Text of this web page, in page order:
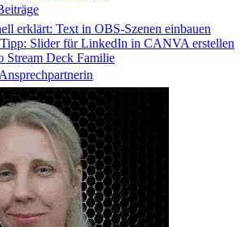
erklärt: Text in OBS-Szenen einbauen
Slider für LinkedIn in CANVA erstellen
Stream Deck Familie